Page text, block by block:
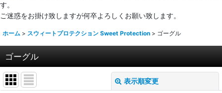
す。
ご迷惑をお掛け致しますが何卒よろしくお願い致します。
ホーム > スウィートプロテクション Sweet Protection > ゴーグル
ゴーグル
表示順変更